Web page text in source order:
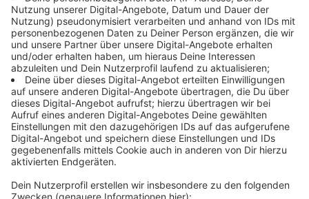
dieser Zeit wird der Verkehr dort durch mobile Ampeln
geregelt. Die Reichswaldallee ist die Verbindung von
der A44 im Norden in den Stadtteil Rath und in der
Regel eine viel befahrene Straße. Hier war seit dem
vergangenen Sommer auch schon der Kanal erneuert
worden. Die aktuellen Arbeiten kosten noch einmal
170000 €.
Weitere Infos und Links zum Thema:
Meldung der Stadt dazu!
Kanalarbeiten im Jahr 2020!